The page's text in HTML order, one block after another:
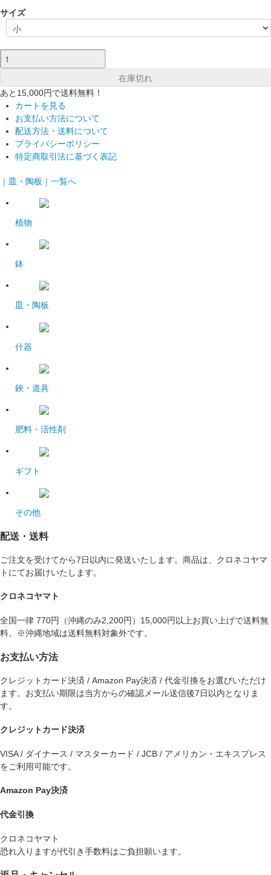
サイズ
あと15,000円で送料無料！
カートを見る
お支払い方法について
配送方法・送料について
プライバシーポリシー
特定商取引法に基づく表記
｜皿・陶板｜一覧へ
植物
鉢
皿・陶板
什器
鋏・道具
肥料・活性剤
ギフト
その他
配送・送料
ご注文を受けてから7日以内に発送いたします。商品は、クロネコヤマ
トにてお届けいたします。
クロネコヤマト
全国一律 770円（沖縄のみ2,200円）15,000円以上お買い上げで送料無
料。※沖縄地域は送料無料対象外です。
お支払い方法
クレジットカード決済 / Amazon Pay決済 / 代金引換をお選びいただけ
ます。お支払い期限は当方からの確認メール送信後7日以内となりま
す。
クレジットカード決済
VISA / ダイナース / マスターカード / JCB / アメリカン・エキスプレス
をご利用可能です。
Amazon Pay決済
代金引換
クロネコヤマト
恐れ入りますが代引き手数料はご負担願います。